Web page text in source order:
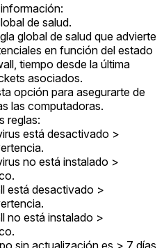
de salud.
global de salud que advierte
en función del estado
tiempo desde la última
asociados.
opción para asegurarte de
las computadoras.
reglas:
está desactivado >
no está instalado >
está desactivado >
no está instalado >
sin actualización es > 7 días